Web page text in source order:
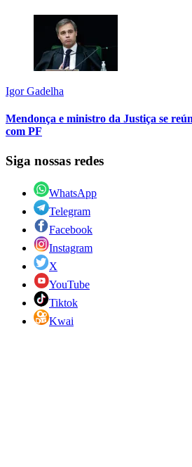
Igor Gadelha
Mendonça e ministro da Justiça se
com PF
Siga nossas redes
WhatsApp
Telegram
Facebook
Instagram
X
YouTube
Tiktok
Kwai